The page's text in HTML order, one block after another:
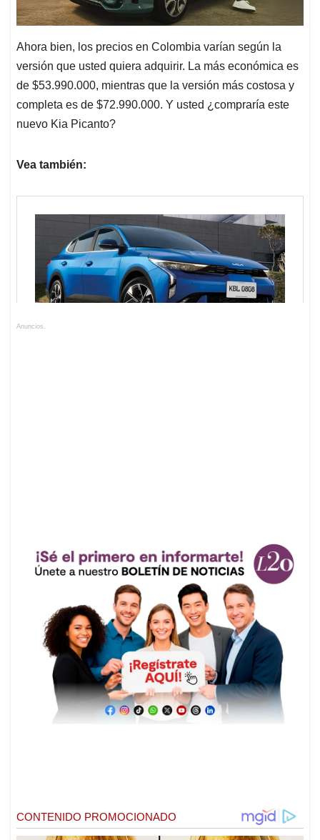
Ahora bien, los precios en Colombia varían según la
versión que usted quiera adquirir. La más económica es
de $53.990.000, mientras que la versión más costosa y
completa es de $72.990.000. Y usted ¿compraría este
nuevo Kia Picanto?
Vea también:
Anuncios.